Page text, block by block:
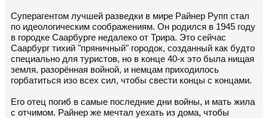
Суперагентом лучшей разведки в мире Райнер Рупп стал
по идеологическим соображениям. Он родился в 1945 году
в городке Саарбурге недалеко от Трира. Это сейчас
Саарбург тихий "пряничный" городок, созданный как будто
специально для туристов, но в конце 40-х это была нищая
земля, разорённая войной, и немцам приходилось
горбатиться изо всех сил, чтобы свести концы с концами.
Его отец погиб в самые последние дни войны, и мать жила
с отчимом. Райнер же мечтал уехать из дома, чтобы